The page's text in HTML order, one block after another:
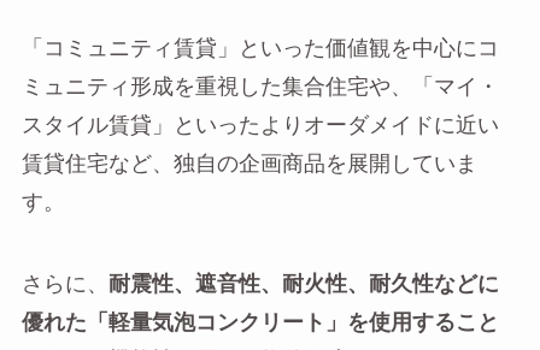
「コミュニティ賃貸」といった価値観を中心にコ
ミュニティ形成を重視した集合住宅や、「マイ・
スタイル賃貸」といったよりオーダメイドに近い
賃貸住宅など、独自の企画商品を展開していま
す。
さらに、 耐震性、遮音性、耐火性、耐久性などに
優れた「軽量気泡コンクリート」を使用すること